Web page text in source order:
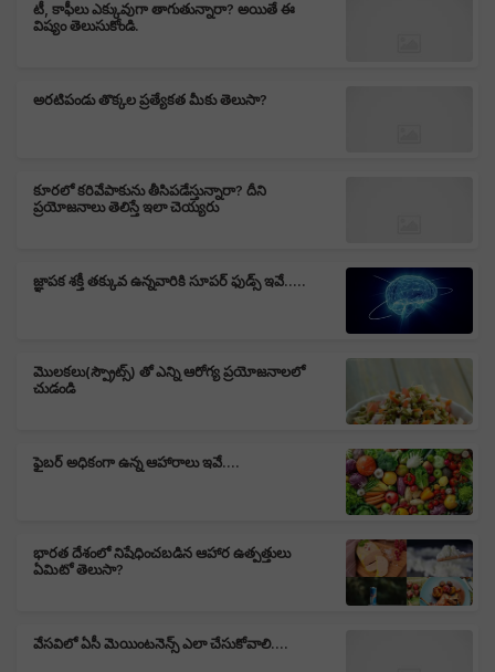
టీ, కాఫీలు ఎక్కువుగా తాగుతున్నారా? అయితే ఈ
విష్యం తెలుసుకోండి.
అరటిపండు తొక్కల ప్రత్యేకత మీకు తెలుసా?
కూరలో కరివేపాకును తీసిపడేస్తున్నారా? దీని
ప్రయోజనాలు తెలిస్తే ఇలా చెయ్యరు
జ్ఞాపక శక్తీ తక్కువ ఉన్నవారికి సూపర్ ఫుడ్స్ ఇవే.....
మొలకలు(స్ప్రౌట్స్) తో ఎన్ని ఆరోగ్య ప్రయోజనాలలో
చుడండి
ఫైబర్ అధికంగా ఉన్న ఆహారాలు ఇవే....
భారత దేశంలో నిషేధించబడిన ఆహార ఉత్పత్తులు
ఏమిటో తెలుసా?
వేసవిలో ఏసీ మెయింటనెన్స్ ఎలా చేసుకోవాలి....